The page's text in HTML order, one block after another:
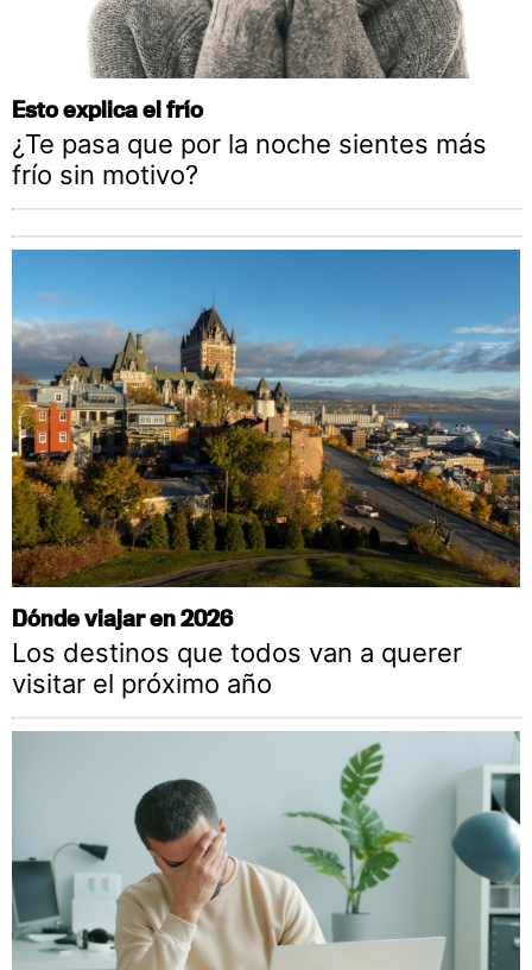
Esto explica el frío
¿Te pasa que por la noche sientes más
frío sin motivo?
Dónde viajar en 2026
Los destinos que todos van a querer
visitar el próximo año